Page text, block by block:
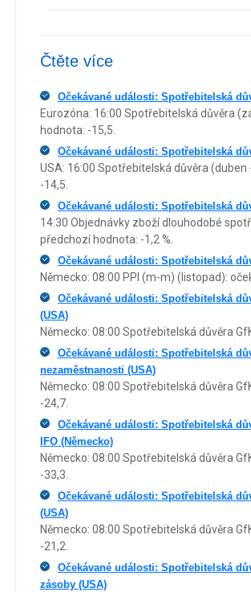
Čtěte více
Očekávané události: Spotřebitelská
Eurozóna: 16:00 Spotřebitelská důvěra
hodnota: -15,5.
Očekávané události: Spotřebitelská
USA: 16:00 Spotřebitelská důvěra
-14,5.
Očekávané události: Spotřebitelská
14:30 Objednávky zboží dlouhodobé
předchozí hodnota: -1,2 %.
Očekávané události: Spotřebitelská
Německo: 08:00 PPI (m-m) (listopad):
Očekávané události: Spotřebitelská
(USA)
Německo: 08:00 Spotřebitelská důvěra
Očekávané události: Spotřebitelská
nezaměstnanosti (USA)
Německo: 08:00 Spotřebitelská důvěra
-24,7.
Očekávané události: Spotřebitelská
IFO (Německo)
Německo: 08:00 Spotřebitelská důvěra
-33,3.
Očekávané události: Spotřebitelská
(USA)
Německo: 08:00 Spotřebitelská důvěra
-21,2.
Očekávané události: Spotřebitelská
zásoby (USA)